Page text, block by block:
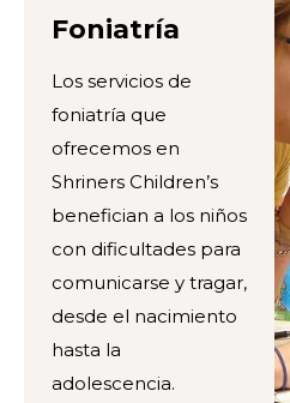
Foniatría
Los servicios de
foniatría que
ofrecemos en
Shriners Children’s
benefician a los niños
con dificultades para
comunicarse y tragar,
desde el nacimiento
hasta la
adolescencia.